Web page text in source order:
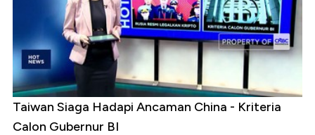
Taiwan Siaga Hadapi Ancaman China - Kriteria
Calon Gubernur BI